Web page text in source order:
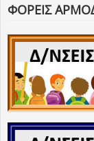
ΦΟΡΕΙΣ